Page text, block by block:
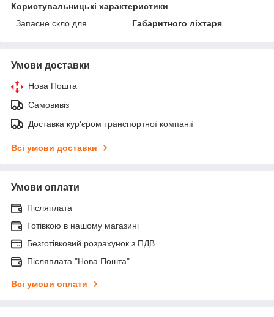
Користувальницькі характеристики
Запасне скло для
Габаритного ліхтаря
Умови доставки
Нова Пошта
Самовивіз
Доставка кур'єром транспортної компанії
Всі умови доставки
Умови оплати
Післяплата
Готівкою в нашому магазині
Безготівковий розрахунок з ПДВ
Післяплата "Нова Пошта"
Всі умови оплати